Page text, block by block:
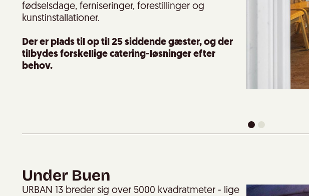
fødselsdage, ferniseringer, forestillinger og
kunstinstallationer.
Der er plads til op til 25 siddende gæster, og der
tilbydes forskellige catering-løsninger efter
behov.
Under Buen
URBAN 13 breder sig over 5000 kvadratmeter - lige